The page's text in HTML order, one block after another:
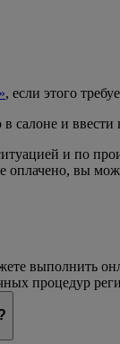
, если этого
салоне и
и по
вы
выполнить
процедур